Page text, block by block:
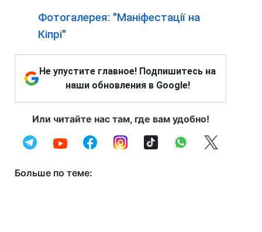
Фотогалерея: "Маніфестації на
Кіпрі"
Не упустите главное! Подпишитесь на
наши обновления в Google!
Или читайте нас там, где вам удобно!
Больше по теме: